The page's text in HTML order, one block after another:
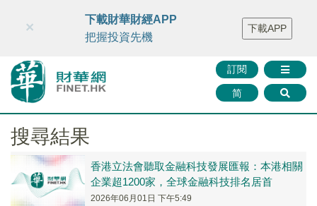
財華智庫網 FINTV FINMETA 財華證券 媒體矩陣
智庫沙龍
聯絡我們
訂閱
简
×
下載財華財經APP
把握投資先機
下載APP
搜尋結果
香港立法會聽取金融科技發展匯報：本港相關
企業超1200家，全球金融科技排名居首
2026年06月01日 下午5:49